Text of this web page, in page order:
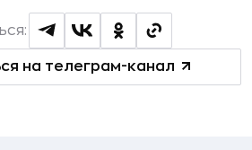
на телеграм-канал